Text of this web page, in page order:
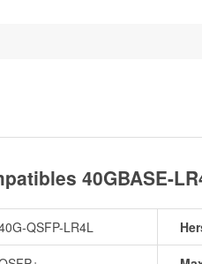
40GBASE-
QSFP-LR4L